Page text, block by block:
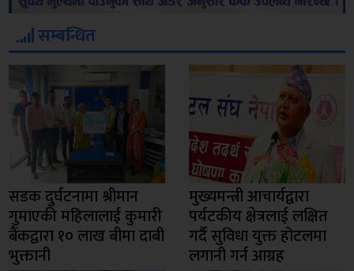
सम्बन्धित
सडक दुर्घटनामा श्रीमान
गुमाएकी महिलालाई कुमारी
बैंकद्वारा १० लाख बीमा दाबी
भुक्तानी
मुख्यमन्त्री आचार्यद्वारा
पर्यटकीय क्षेत्रलाई लक्षित
गर्दै सुविधा युक्त होटलमा
लगानी गर्न आग्रह